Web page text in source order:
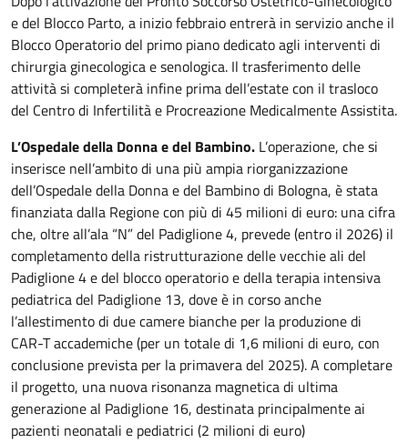
e del Blocco Parto, a inizio febbraio entrerà in servizio anche il
Blocco Operatorio del primo piano dedicato agli interventi di
chirurgia ginecologica e senologica. Il trasferimento delle
attività si completerà infine prima dell’estate con il trasloco
del Centro di Infertilità e Procreazione Medicalmente Assistita.
L’Ospedale della Donna e del Bambino. L’operazione, che si
inserisce nell’ambito di una più ampia riorganizzazione
dell’Ospedale della Donna e del Bambino di Bologna, è stata
finanziata dalla Regione con più di 45 milioni di euro: una cifra
che, oltre all’ala “N” del Padiglione 4, prevede (entro il 2026) il
completamento della ristrutturazione delle vecchie ali del
Padiglione 4 e del blocco operatorio e della terapia intensiva
pediatrica del Padiglione 13, dove è in corso anche
l’allestimento di due camere bianche per la produzione di
CAR-T accademiche (per un totale di 1,6 milioni di euro, con
conclusione prevista per la primavera del 2025). A completare
il progetto, una nuova risonanza magnetica di ultima
generazione al Padiglione 16, destinata principalmente ai
pazienti neonatali e pediatrici (2 milioni di euro)